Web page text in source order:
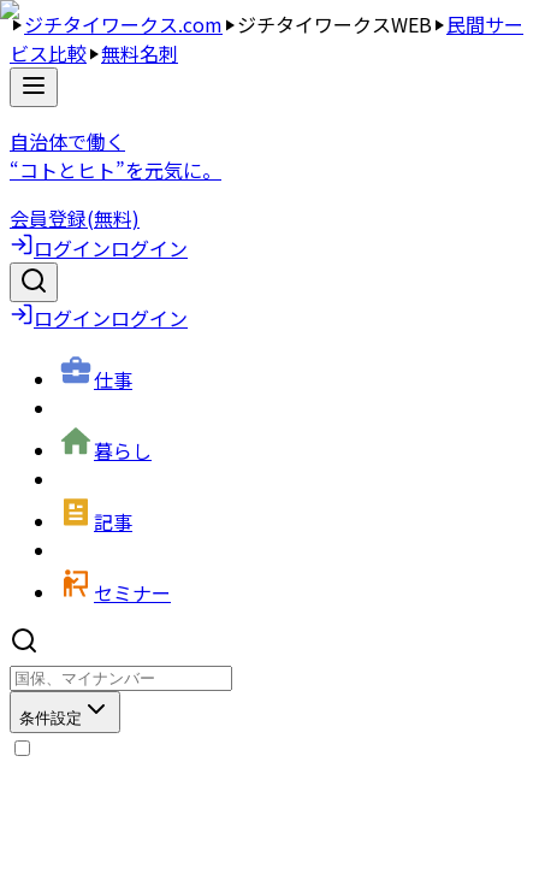
ジチタイワークス.com ジチタイワークスWEB 民間サー
ビス比較 無料名刺
自治体で働く
“コトとヒト”を元気に。
会員登録(無料)
ログインログイン
ログインログイン
仕事
暮らし
記事
セミナー
条件設定